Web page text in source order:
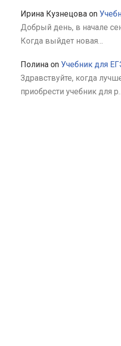
Ирина Кузнецова on
Добрый день, в начале
Когда выйдет новая…
Полина on Учебник для
Здравствуйте, когда
приобрести учебник для